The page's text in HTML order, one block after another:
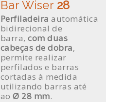
Bar Wiser 28
Perfiladeira automática
bidirecional de
barra,com duas
cabeças de dobra,
permite realizar
perfilados e barras
cortadas à medida
utilizando barras até
ao Ø 28 mm.